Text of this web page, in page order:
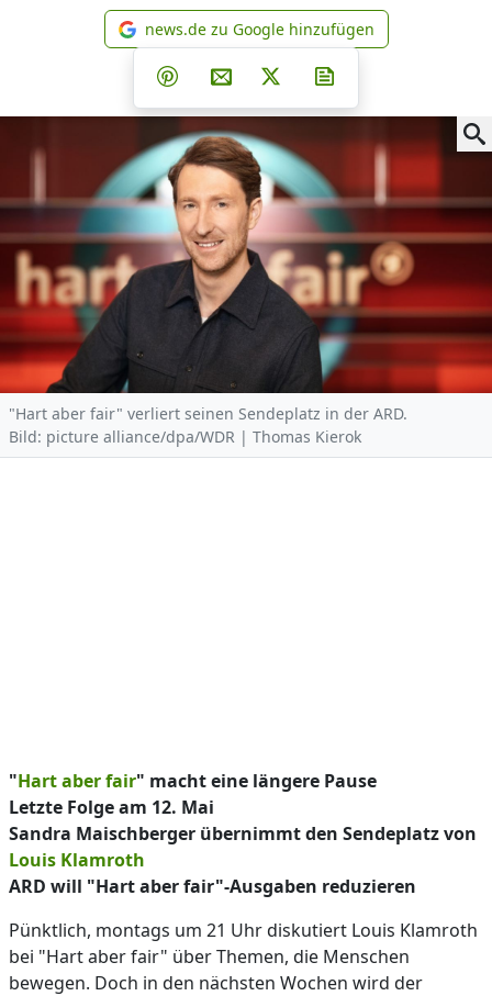
news.de zu Google
news.de zu Google hinzufügen
Teilen auf Facebook
Teilen auf Whatsapp
Teilen auf Telegram
Teilen auf Pinterest
Per E-Mail teilen
Post auf X
"Hart aber fair" verliert seinen Sendeplatz in der ARD.
Bild: picture alliance/dpa/WDR | Thomas Kierok
"Hart aber fair" macht eine längere Pause
Letzte Folge am 12. Mai
Sandra Maischberger übernimmt den Sendeplatz von
Louis Klamroth
ARD will "Hart aber fair"-Ausgaben reduzieren
Pünktlich, montags um 21 Uhr diskutiert Louis Klamroth
bei "Hart aber fair" über Themen, die Menschen
bewegen. Doch in den nächsten Wochen wird der